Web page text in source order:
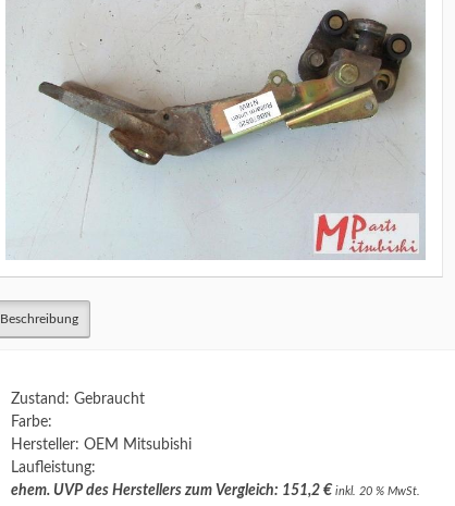
Beschreibung
Zustand: Gebraucht
Farbe:
Hersteller: OEM Mitsubishi
Laufleistung:
ehem. UVP des Herstellers zum Vergleich: 151,2 €inkl. 20 % MwSt.